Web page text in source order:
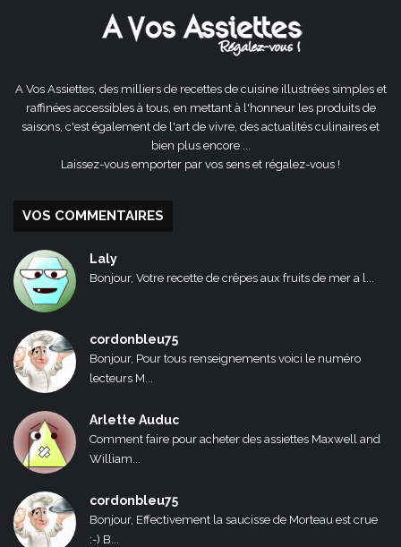
A Vos Assiettes, des milliers de recettes de cuisine illustrées simples et
raffinées accessibles à tous, en mettant à l'honneur les produits de
saisons, c'est également de l'art de vivre, des actualités culinaires et
bien plus encore ...
Laissez-vous emporter par vos sens et régalez-vous !
VOS COMMENTAIRES
Laly
Bonjour, Votre recette de crêpes aux fruits de mer a l...
cordonbleu75
Bonjour, Pour tous renseignements voici le numéro
lecteurs M...
Arlette Auduc
Comment faire pour acheter des assiettes Maxwell and
William...
cordonbleu75
Bonjour, Effectivement la saucisse de Morteau est crue
:-) B...